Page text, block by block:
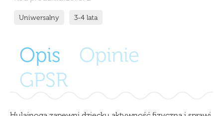
Uniwersalny 3-4 lata
Opis
Opinie
GPSR